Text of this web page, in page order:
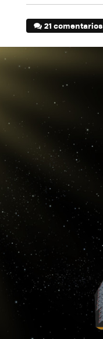
21 comentarios